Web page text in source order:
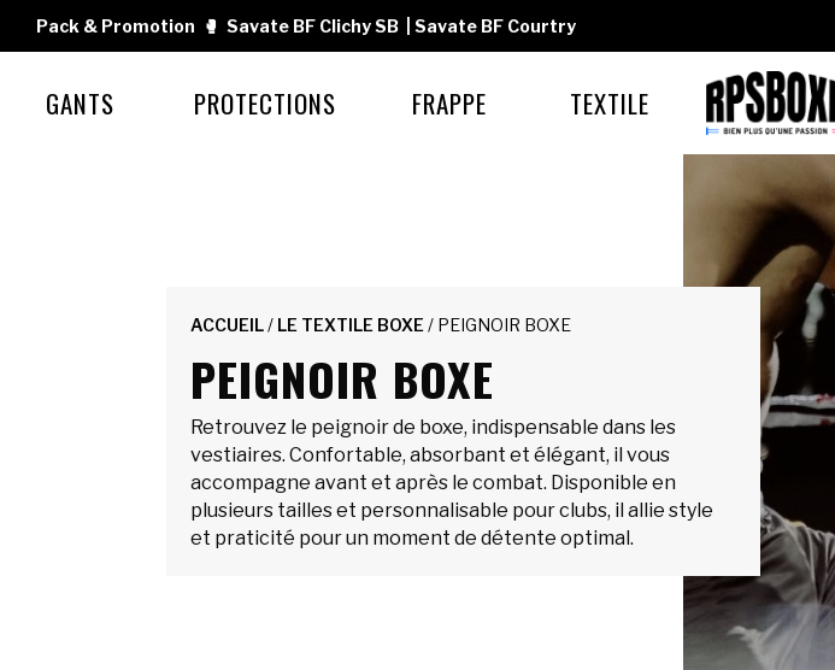
Pack & Promotion 🥊 Savate BF Clichy SB Savate BF Courtry
GANTS PROTECTIONS FRAPPE TEXTILE
ACCUEIL/ LE TEXTILE BOXE / PEIGNOIR BOXE
PEIGNOIR BOXE
Retrouvez le peignoir de boxe, indispensable dans les
vestiaires. Confortable, absorbant et élégant, il vous
accompagne avant et après le combat. Disponible en
plusieurs tailles et personnalisable pour clubs, il allie style
et praticité pour un moment de détente optimal.